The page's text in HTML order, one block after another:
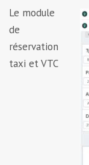
Le module
de
réservation
taxi et VTC